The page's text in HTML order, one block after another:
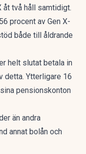
åt två håll samtidigt.
procent av Gen X-
både till åldrande
helt slutat betala in
detta. Ytterligare 16
pensionskonton
än andra
annat bolån och